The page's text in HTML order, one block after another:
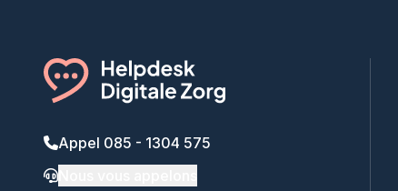
Appel 085 - 1304 575